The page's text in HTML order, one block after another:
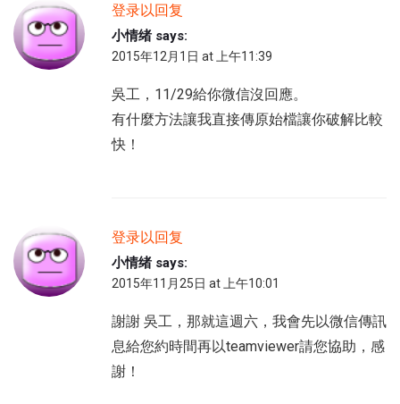
登录以回复
小情绪 says:
2015年12月1日 at 上午11:39
吳工，11/29給你微信沒回應。
有什麼方法讓我直接傳原始檔讓你破解比較
快！
登录以回复
小情绪 says:
2015年11月25日 at 上午10:01
謝謝 吳工，那就這週六，我會先以微信傳訊
息給您約時間再以teamviewer請您協助，感
謝！